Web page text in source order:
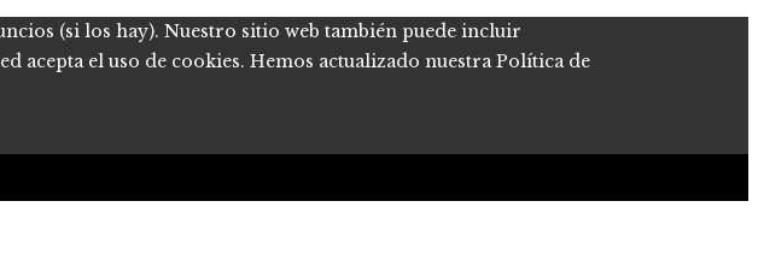
(si los hay). Nuestro sitio web también puede incluir
acepta el uso de cookies. Hemos actualizado nuestra Política de